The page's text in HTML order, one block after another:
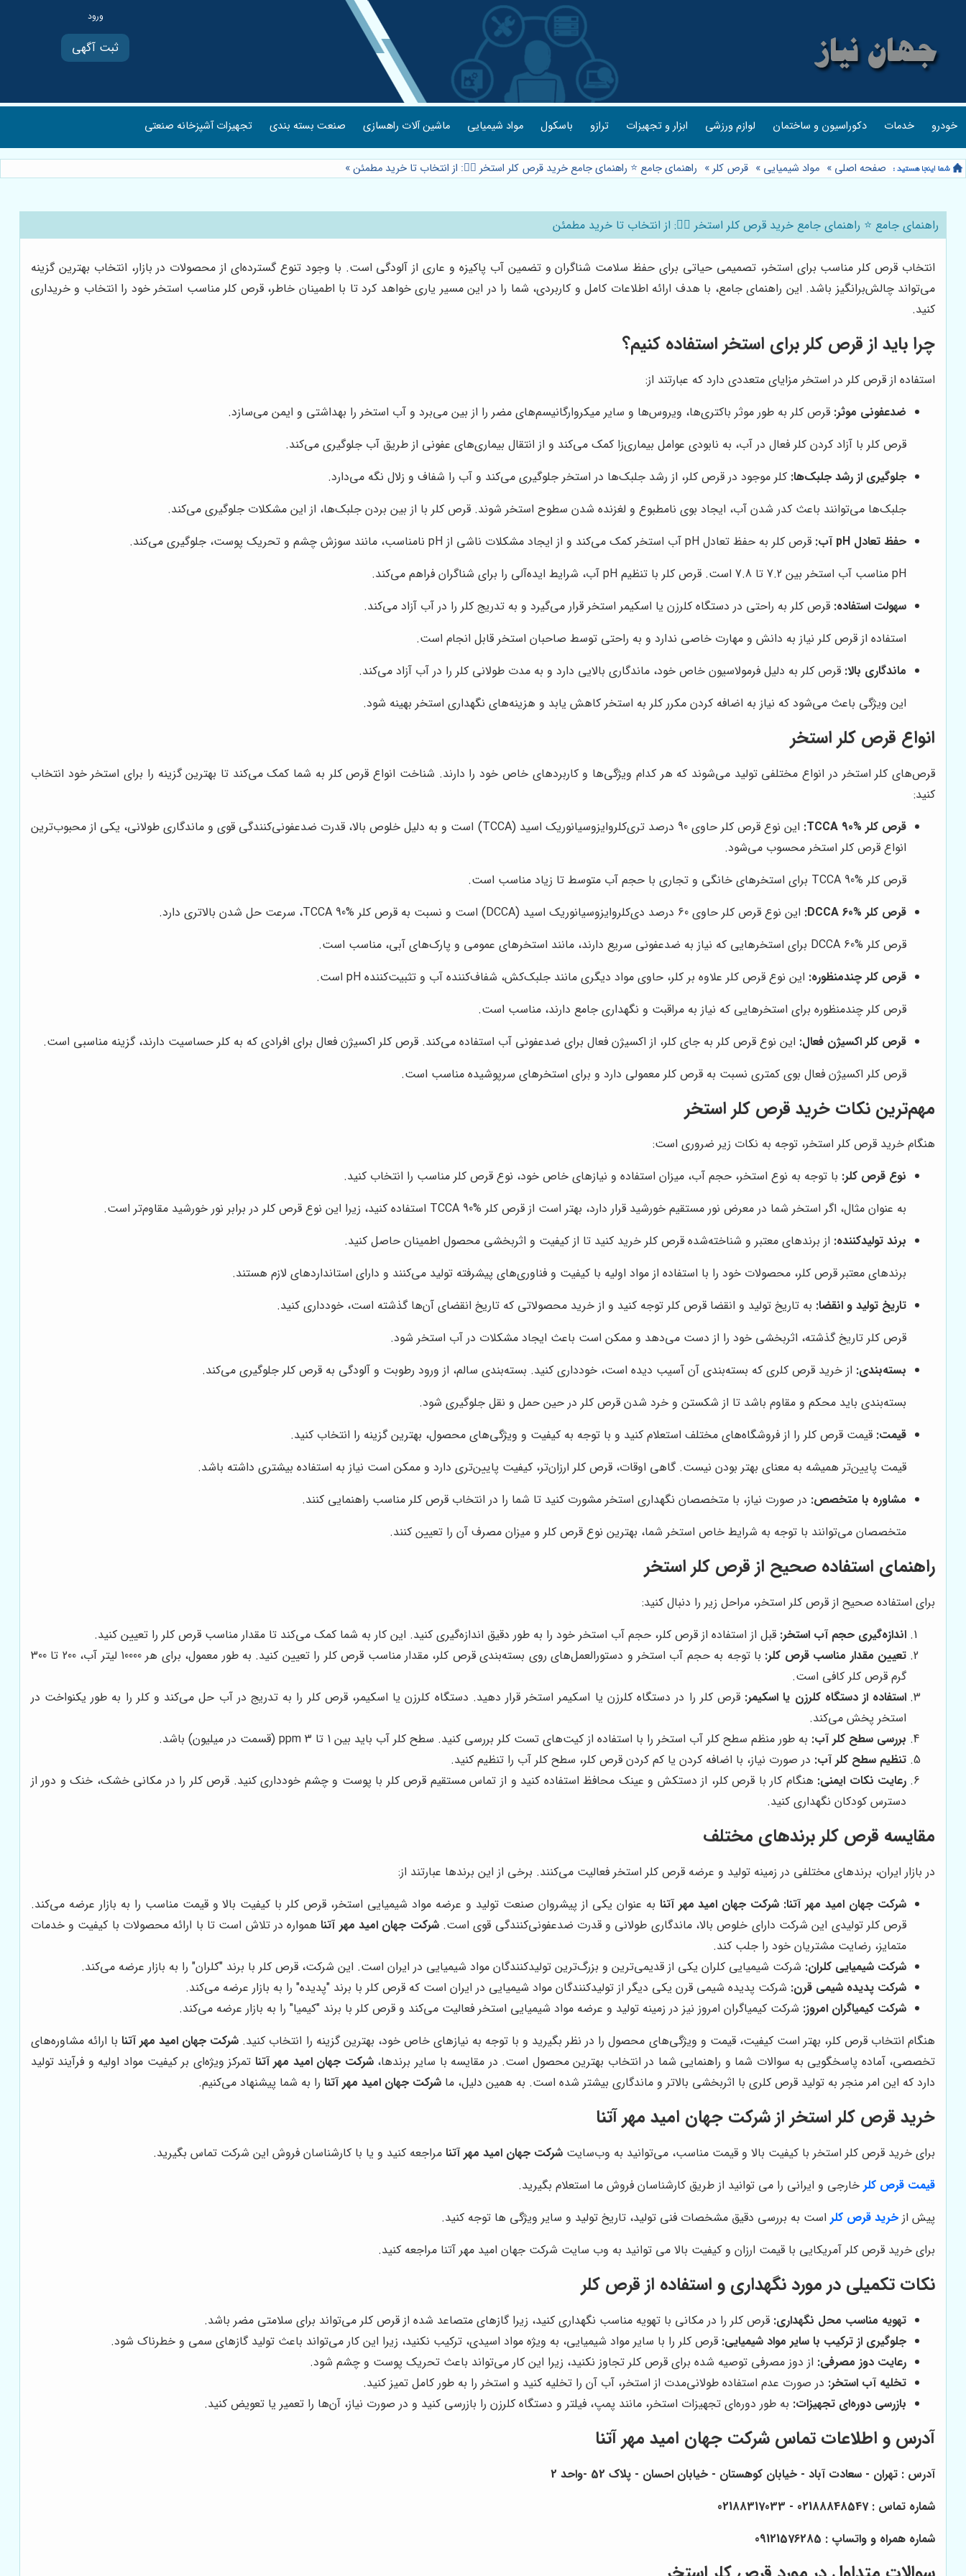
ثبت آگهی
خودرو خدمات دکوراسیون و ساختمان لوازم ورزشی ابزار و تجهیزات ترازو باسکول مواد شیمیایی ماشین آلات راهسازی صنعت بسته بندی تجهیزات آشپزخانه صنعتی
صفحه اصلی » مواد شیمیایی » قرص کلر» راهنمای جامع ⭐️ راهنمای جامع خرید قرص کلر استخر 🏊‍♀️: از انتخاب تا خرید مطمئن»
راهنمای جامع ⭐️ راهنمای جامع خرید قرص کلر استخر 🏊‍♀️: از انتخاب تا خرید مطمئن
انتخاب قرص کلر مناسب برای استخر، تصمیمی حیاتی برای حفظ سلامت شناگران و تضمین آب پاکیزه و عاری از آلودگی است. با وجود تنوع گسترده‌ای از محصولات در بازار، انتخاب بهترین گزینه
می‌تواند چالش‌برانگیز باشد. این راهنمای جامع، با هدف ارائه اطلاعات کامل و کاربردی، شما را در این مسیر یاری خواهد کرد تا با اطمینان خاطر، قرص کلر مناسب استخر خود را انتخاب و خریداری
کنید.
چرا باید از قرص کلر برای استخر استفاده کنیم؟
استفاده از قرص کلر در استخر مزایای متعددی دارد که عبارتند از:
ضدعفونی موثر: قرص کلر به طور موثر باکتری‌ها، ویروس‌ها و سایر میکروارگانیسم‌های مضر را از بین می‌برد و آب استخر را بهداشتی و ایمن می‌سازد.
قرص کلر با آزاد کردن کلر فعال در آب، به نابودی عوامل بیماری‌زا کمک می‌کند و از انتقال بیماری‌های عفونی از طریق آب جلوگیری می‌کند.
جلوگیری از رشد جلبک‌ها: کلر موجود در قرص کلر، از رشد جلبک‌ها در استخر جلوگیری می‌کند و آب را شفاف و زلال نگه می‌دارد.
جلبک‌ها می‌توانند باعث کدر شدن آب، ایجاد بوی نامطبوع و لغزنده شدن سطوح استخر شوند. قرص کلر با از بین بردن جلبک‌ها، از این مشکلات جلوگیری می‌کند.
حفظ تعادل pH آب:
قرص کلر به حفظ تعادل pH آب استخر کمک می‌کند و از ایجاد مشکلات ناشی از pH نامناسب، مانند سوزش چشم و تحریک پوست، جلوگیری می‌کند.
pH مناسب آب استخر بین 7.2 تا 7.8 است. قرص کلر با تنظیم pH آب، شرایط ایده‌آلی را برای شناگران فراهم می‌کند.
سهولت استفاده: قرص کلر به راحتی در دستگاه کلرزن یا اسکیمر استخر قرار می‌گیرد و به تدریج کلر را در آب آزاد می‌کند.
استفاده از قرص کلر نیاز به دانش و مهارت خاصی ندارد و به راحتی توسط صاحبان استخر قابل انجام است.
ماندگاری بالا: قرص کلر به دلیل فرمولاسیون خاص خود، ماندگاری بالایی دارد و به مدت طولانی کلر را در آب آزاد می‌کند.
این ویژگی باعث می‌شود که نیاز به اضافه کردن مکرر کلر به استخر کاهش یابد و هزینه‌های نگهداری استخر بهینه شود.
انواع قرص کلر استخر
قرص‌های کلر استخر در انواع مختلفی تولید می‌شوند که هر کدام ویژگی‌ها و کاربردهای خاص خود را دارند. شناخت انواع قرص کلر به شما کمک می‌کند تا بهترین گزینه را برای استخر خود انتخاب
کنید:
قرص کلر TCCA 90%:
این نوع قرص کلر حاوی 90 درصد تری‌کلروایزوسیانوریک اسید (TCCA) است و به دلیل خلوص بالا، قدرت ضدعفونی‌کنندگی قوی و ماندگاری طولانی، یکی از محبوب‌ترین
انواع قرص کلر استخر محسوب می‌شود.
قرص کلر TCCA 90% برای استخرهای خانگی و تجاری با حجم آب متوسط تا زیاد مناسب است.
قرص کلر DCCA 60%:
این نوع قرص کلر حاوی 60 درصد دی‌کلروایزوسیانوریک اسید (DCCA) است و نسبت به قرص کلر TCCA 90%، سرعت حل شدن بالاتری دارد.
قرص کلر DCCA 60% برای استخرهایی که نیاز به ضدعفونی سریع دارند، مانند استخرهای عمومی و پارک‌های آبی، مناسب است.
قرص کلر چندمنظوره: این نوع قرص کلر علاوه بر کلر، حاوی مواد دیگری مانند جلبک‌کش، شفاف‌کننده آب و تثبیت‌کننده pH است.
قرص کلر چندمنظوره برای استخرهایی که نیاز به مراقبت و نگهداری جامع دارند، مناسب است.
قرص کلر اکسیژن فعال: این نوع قرص کلر به جای کلر، از اکسیژن فعال برای ضدعفونی آب استفاده می‌کند. قرص کلر اکسیژن فعال برای افرادی که به کلر حساسیت دارند، گزینه مناسبی است.
قرص کلر اکسیژن فعال بوی کمتری نسبت به قرص کلر معمولی دارد و برای استخرهای سرپوشیده مناسب است.
مهم‌ترین نکات خرید قرص کلر استخر
هنگام خرید قرص کلر استخر، توجه به نکات زیر ضروری است:
نوع قرص کلر: با توجه به نوع استخر، حجم آب، میزان استفاده و نیازهای خاص خود، نوع قرص کلر مناسب را انتخاب کنید.
به عنوان مثال، اگر استخر شما در معرض نور مستقیم خورشید قرار دارد، بهتر است از قرص کلر TCCA 90% استفاده کنید، زیرا این نوع قرص کلر در برابر نور خورشید مقاوم‌تر است.
برند تولیدکننده: از برندهای معتبر و شناخته‌شده قرص کلر خرید کنید تا از کیفیت و اثربخشی محصول اطمینان حاصل کنید.
برندهای معتبر قرص کلر، محصولات خود را با استفاده از مواد اولیه با کیفیت و فناوری‌های پیشرفته تولید می‌کنند و دارای استانداردهای لازم هستند.
تاریخ تولید و انقضا: به تاریخ تولید و انقضا قرص کلر توجه کنید و از خرید محصولاتی که تاریخ انقضای آن‌ها گذشته است، خودداری کنید.
قرص کلر تاریخ گذشته، اثربخشی خود را از دست می‌دهد و ممکن است باعث ایجاد مشکلات در آب استخر شود.
بسته‌بندی: از خرید قرص کلری که بسته‌بندی آن آسیب دیده است، خودداری کنید. بسته‌بندی سالم، از ورود رطوبت و آلودگی به قرص کلر جلوگیری می‌کند.
بسته‌بندی باید محکم و مقاوم باشد تا از شکستن و خرد شدن قرص کلر در حین حمل و نقل جلوگیری شود.
قیمت: قیمت قرص کلر را از فروشگاه‌های مختلف استعلام کنید و با توجه به کیفیت و ویژگی‌های محصول، بهترین گزینه را انتخاب کنید.
قیمت پایین‌تر همیشه به معنای بهتر بودن نیست. گاهی اوقات، قرص کلر ارزان‌تر، کیفیت پایین‌تری دارد و ممکن است نیاز به استفاده بیشتری داشته باشد.
مشاوره با متخصص: در صورت نیاز، با متخصصان نگهداری استخر مشورت کنید تا شما را در انتخاب قرص کلر مناسب راهنمایی کنند.
متخصصان می‌توانند با توجه به شرایط خاص استخر شما، بهترین نوع قرص کلر و میزان مصرف آن را تعیین کنند.
راهنمای استفاده صحیح از قرص کلر استخر
برای استفاده صحیح از قرص کلر استخر، مراحل زیر را دنبال کنید:
اندازه‌گیری حجم آب استخر: قبل از استفاده از قرص کلر، حجم آب استخر خود را به طور دقیق اندازه‌گیری کنید. این کار به شما کمک می‌کند تا مقدار مناسب قرص کلر را تعیین کنید.
تعیین مقدار مناسب قرص کلر:
با توجه به حجم آب استخر و دستورالعمل‌های روی بسته‌بندی قرص کلر، مقدار مناسب قرص کلر را تعیین کنید. به طور معمول، برای هر 10000 لیتر آب، 200 تا 300
گرم قرص کلر کافی است.
استفاده از دستگاه کلرزن یا اسکیمر: قرص کلر را در دستگاه کلرزن یا اسکیمر استخر قرار دهید. دستگاه کلرزن یا اسکیمر، قرص کلر را به تدریج در آب حل می‌کند و کلر را به طور یکنواخت در
استخر پخش می‌کند.
بررسی سطح کلر آب: به طور منظم سطح کلر آب استخر را با استفاده از کیت‌های تست کلر بررسی کنید. سطح کلر آب باید بین 1 تا 3 ppm (قسمت در میلیون) باشد.
تنظیم سطح کلر آب: در صورت نیاز، با اضافه کردن یا کم کردن قرص کلر، سطح کلر آب را تنظیم کنید.
رعایت نکات ایمنی: هنگام کار با قرص کلر، از دستکش و عینک محافظ استفاده کنید و از تماس مستقیم قرص کلر با پوست و چشم خودداری کنید. قرص کلر را در مکانی خشک، خنک و دور از
دسترس کودکان نگهداری کنید.
مقایسه قرص کلر برندهای مختلف
در بازار ایران، برندهای مختلفی در زمینه تولید و عرضه قرص کلر استخر فعالیت می‌کنند. برخی از این برندها عبارتند از:
شرکت جهان امید مهر آتنا: شرکت جهان امید مهر آتنا به عنوان یکی از پیشروان صنعت تولید و عرضه مواد شیمیایی استخر، قرص کلر با کیفیت بالا و قیمت مناسب را به بازار عرضه می‌کند.
قرص کلر تولیدی این شرکت دارای خلوص بالا، ماندگاری طولانی و قدرت ضدعفونی‌کنندگی قوی است.شرکت جهان امید مهر آتناهمواره در تلاش است تا با ارائه محصولات با کیفیت و خدمات
متمایز، رضایت مشتریان خود را جلب کند.
شرکت شیمیایی کلران: شرکت شیمیایی کلران یکی از قدیمی‌ترین و بزرگ‌ترین تولیدکنندگان مواد شیمیایی در ایران است. این شرکت، قرص کلر با برند "کلران" را به بازار عرضه می‌کند.
شرکت پدیده شیمی قرن: شرکت پدیده شیمی قرن یکی دیگر از تولیدکنندگان مواد شیمیایی در ایران است که قرص کلر با برند "پدیده" را به بازار عرضه می‌کند.
شرکت کیمیاگران امروز: شرکت کیمیاگران امروز نیز در زمینه تولید و عرضه مواد شیمیایی استخر فعالیت می‌کند و قرص کلر با برند "کیمیا" را به بازار عرضه می‌کند.
هنگام انتخاب قرص کلر، بهتر است کیفیت، قیمت و ویژگی‌های محصول را در نظر بگیرید و با توجه به نیازهای خاص خود، بهترین گزینه را انتخاب کنید. شرکت جهان امید مهر آتنابا ارائه مشاوره‌های
تخصصی، آماده پاسخگویی به سوالات شما و راهنمایی شما در انتخاب بهترین محصول است. در مقایسه با سایر برندها،شرکت جهان امید مهر آتنا تمرکز ویژه‌ای بر کیفیت مواد اولیه و فرآیند تولید
دارد که این امر منجر به تولید قرص کلری با اثربخشی بالاتر و ماندگاری بیشتر شده است. به همین دلیل، ما شرکت جهان امید مهر آتنارا به شما پیشنهاد می‌کنیم.
خرید قرص کلر استخر ازشرکت جهان امید مهر آتنا
برای خرید قرص کلر استخر با کیفیت بالا و قیمت مناسب، می‌توانید به وب‌سایت شرکت جهان امید مهر آتنامراجعه کنید و یا با کارشناسان فروش این شرکت تماس بگیرید.
قیمت قرص کلر خارجی و ایرانی را می توانید از طریق کارشناسان فروش ما استعلام بگیرید.
پیش از خرید قرص کلر است به بررسی دقیق مشخصات فنی تولید، تاریخ تولید و سایر ویژگی ها توجه کنید.
برای خرید قرص کلر آمریکایی با قیمت ارزان و کیفیت بالا می توانید به وب سایت شرکت جهان امید مهر آتنا مراجعه کنید.
نکات تکمیلی در مورد نگهداری و استفاده از قرص کلر
تهویه مناسب محل نگهداری: قرص کلر را در مکانی با تهویه مناسب نگهداری کنید، زیرا گازهای متصاعد شده از قرص کلر می‌تواند برای سلامتی مضر باشد.
جلوگیری از ترکیب با سایر مواد شیمیایی: قرص کلر را با سایر مواد شیمیایی، به ویژه مواد اسیدی، ترکیب نکنید، زیرا این کار می‌تواند باعث تولید گازهای سمی و خطرناک شود.
رعایت دوز مصرفی: از دوز مصرفی توصیه شده برای قرص کلر تجاوز نکنید، زیرا این کار می‌تواند باعث تحریک پوست و چشم شود.
تخلیه آب استخر: در صورت عدم استفاده طولانی‌مدت از استخر، آب آن را تخلیه کنید و استخر را به طور کامل تمیز کنید.
بازرسی دوره‌ای تجهیزات: به طور دوره‌ای تجهیزات استخر، مانند پمپ، فیلتر و دستگاه کلرزن را بازرسی کنید و در صورت نیاز، آن‌ها را تعمیر یا تعویض کنید.
آدرس و اطلاعات تماس شرکت جهان امید مهر آتنا
آدرس : تهران - سعادت آباد - خیابان کوهستان - خیابان احسان - پلاک 52 -واحد 2
شماره تماس : 02188848547 - 02188317033
شماره همراه و واتساپ : 09121576285